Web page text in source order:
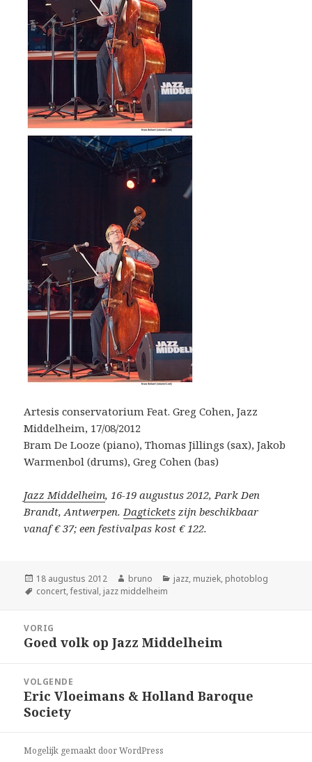
Artesis conservatorium Feat. Greg Cohen, Jazz
Middelheim, 17/08/2012
Bram De Looze (piano), Thomas Jillings (sax), Jakob
Warmenbol (drums), Greg Cohen (bas)
Jazz Middelheim, 16-19 augustus 2012, Park Den
Brandt, Antwerpen.Dagtickets zijn beschikbaar
vanaf € 37; een festivalpas kost € 122.
Geplaatst
op
18 augustus 2012 Auteur
bruno Categorieën
jazz, muziek, photoblog
Tags
concert,festival, jazz middelheim
navigatie
VORIG
Vorig
Goed volk op Jazz Middelheim
VOLGENDE
Volgend
bericht:
Eric Vloeimans & Holland Baroque
Society
Mogelijk gemaakt door WordPress